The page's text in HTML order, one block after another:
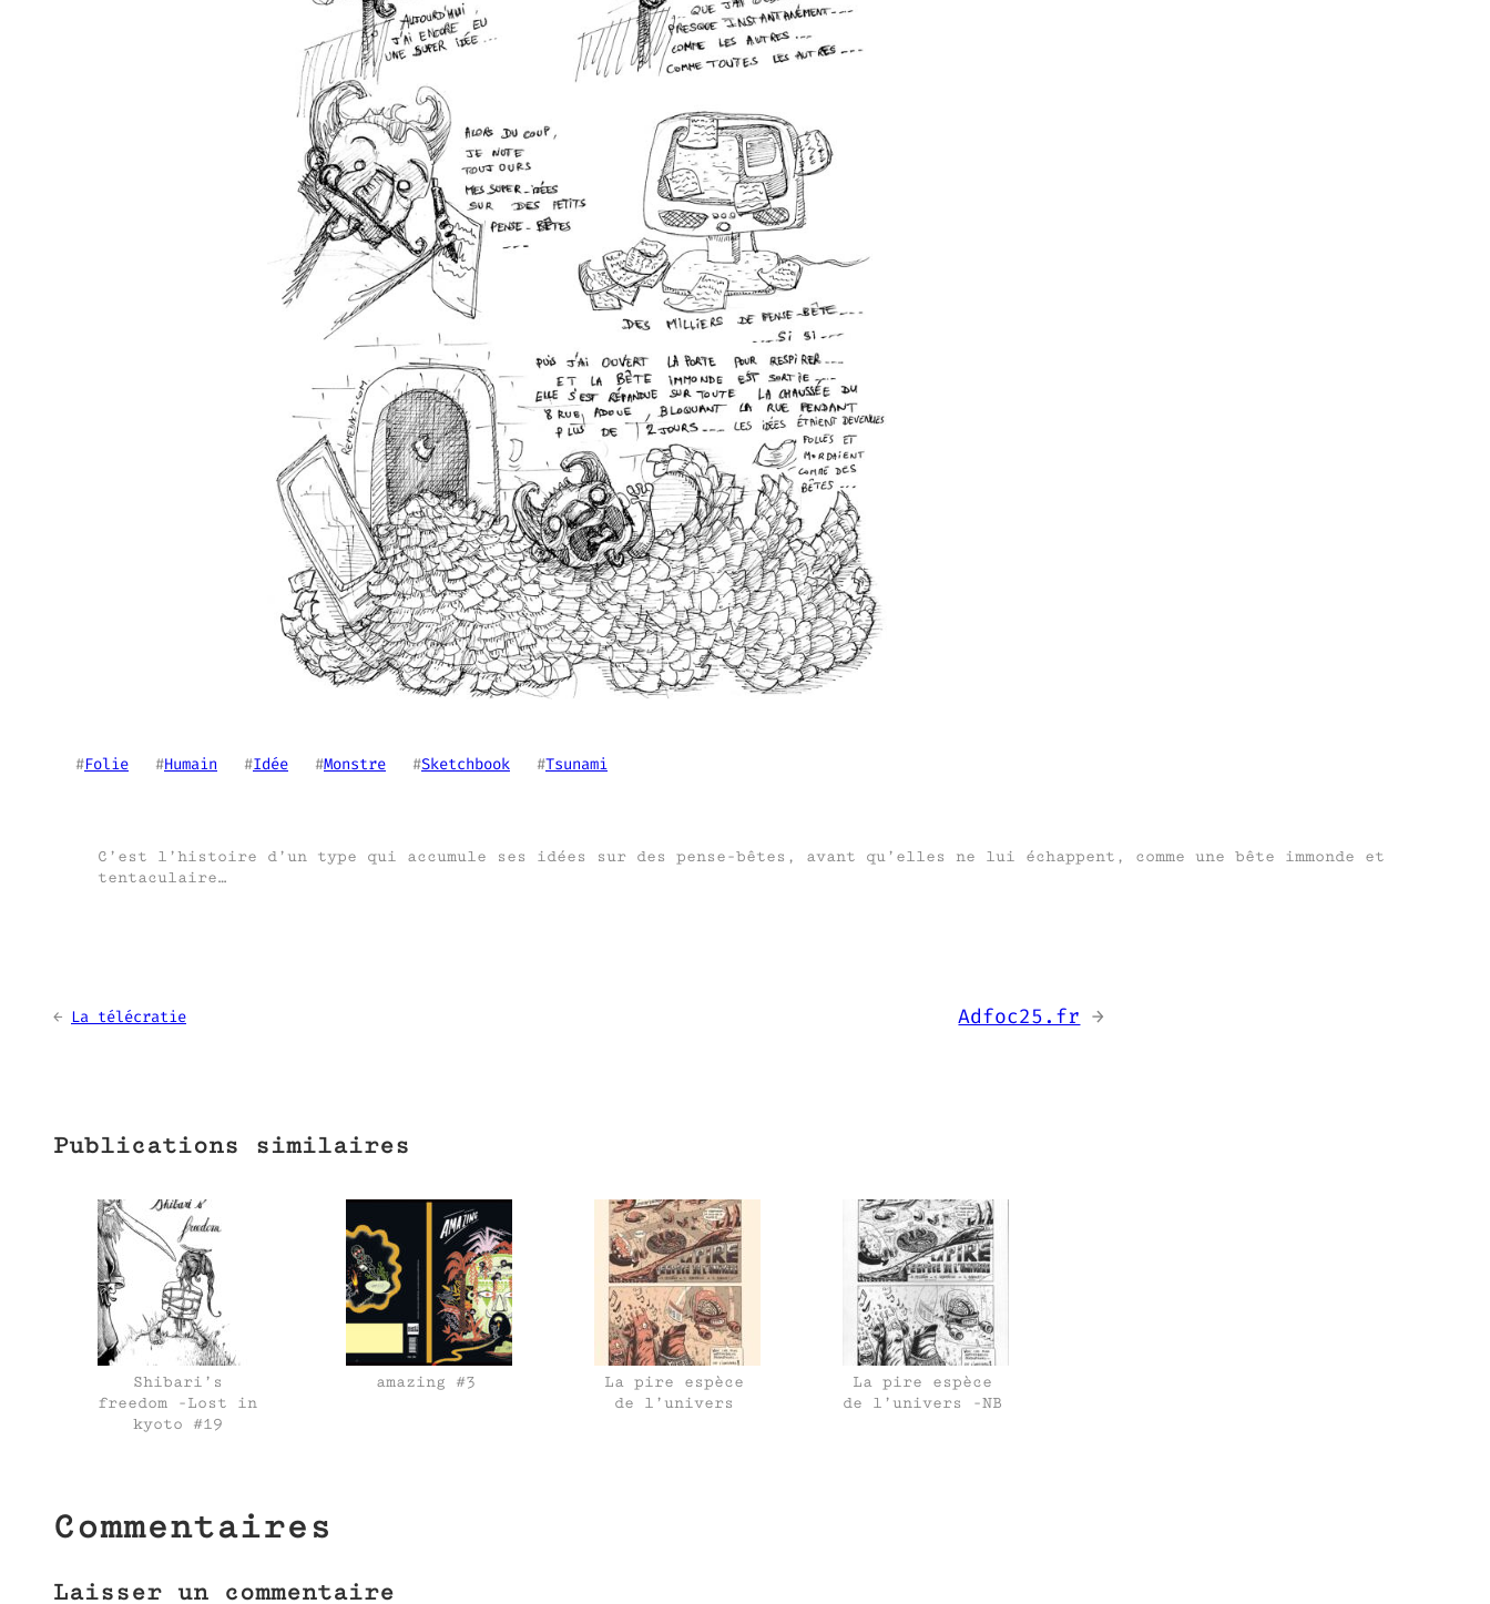
#Folie
   #
Humain
   #
Idée
   #
Monstre
   #
Sketchbook
   #
Tsunami
C’est l’histoire d’un type qui accumule ses idées sur des pense-bêtes, avant qu’elles ne lui échappent, comme une bête immonde et
tentaculaire…
← La télécratie Adfoc25.fr →
Publications similaires
Shibari’s
freedom -Lost in
kyoto #19
amazing #3
La pire espèce
de l’univers
La pire espèce
de l’univers -NB
Commentaires
Laisser un commentaire